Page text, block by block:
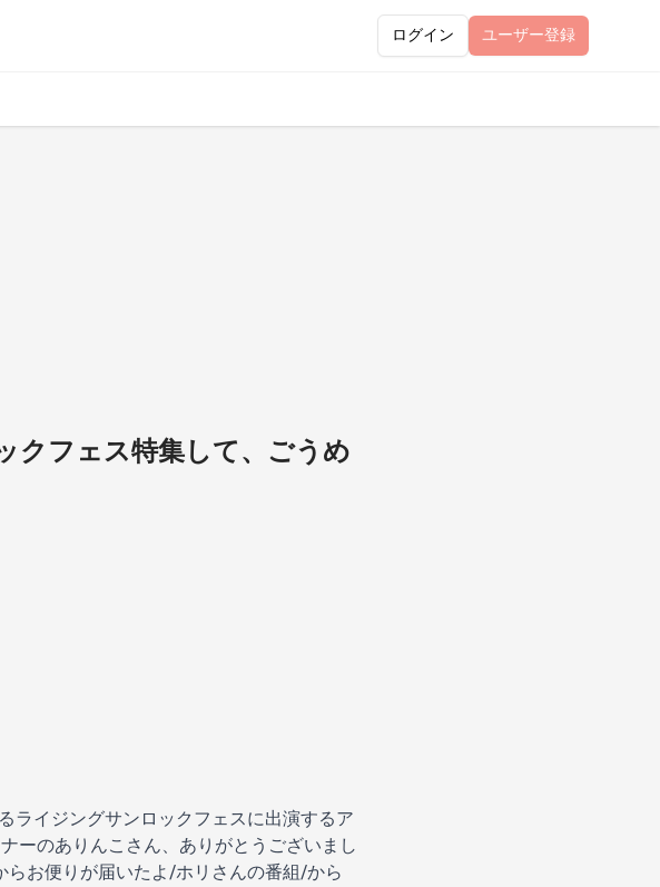
ログイン ユーザー登録
フェス特集して、ごうめ
ライジングサンロックフェスに出演するア
ーのありんこさん、ありがとうございまし
お便りが届いたよ/ホリさんの番組/から